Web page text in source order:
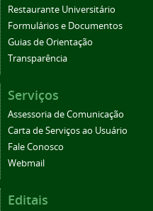
Restaurante Universitário
Formulários e Documentos
Guias de Orientação
Transparência
Serviços
Assessoria de Comunicação
Carta de Serviços ao Usuário
Fale Conosco
Webmail
Editais